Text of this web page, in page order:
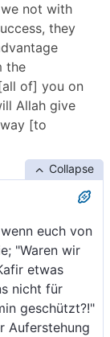
not with
they
the
of] you on
Allah give
[to
Collapse
euch von
"Waren wir
etwas
nicht für
geschützt?!"
Auferstehung